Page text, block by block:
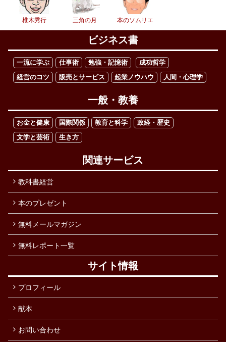
椎木秀行 三角の月 本のソムリエ
ビジネス書
一流に学ぶ 仕事術 勉強・記憶術
成功哲学
経営のコツ
販売とサービス 起業ノウハウ 人間・心理学
一般・教養
お金と健康 国際関係 教育と科学
政経・歴史
文学と芸術
生き方
関連サービス
教科書経営
本のプレゼント
無料メールマガジン
無料レポート一覧
サイト情報
プロフィール
献本
お問い合わせ